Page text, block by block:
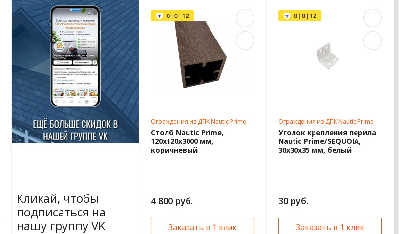
Кликай, чтобы
подписаться на
нашу группу VK
Ограждения из ДПК Nautic Prime
Столб Nautic Prime,
120x120x3000 мм,
коричневый
4 800 руб.
Заказать в 1 клик
Ограждения из ДПК Nautic Prime
Уголок крепления перила
Nautic Prime/SEQUOIA,
30x30x35 мм, белый
30 руб.
Заказать в 1 клик